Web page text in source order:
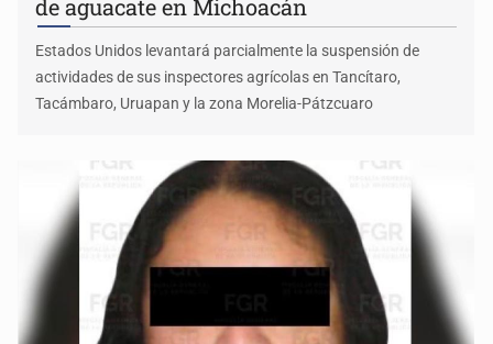
de aguacate en Michoacán
Estados Unidos levantará parcialmente la suspensión de
actividades de sus inspectores agrícolas en Tancítaro,
Tacámbaro, Uruapan y la zona Morelia-Pátzcuaro